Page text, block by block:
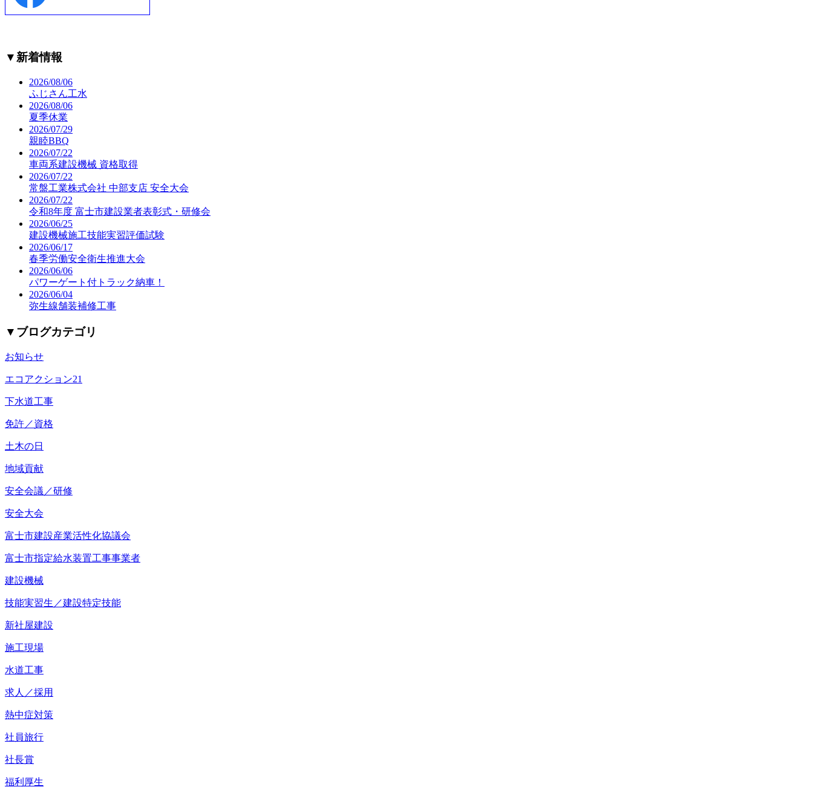
▼ 新着情報
2026/08/06
ふじさん工水
2026/08/06
夏季休業
2026/07/29
親睦BBQ
2026/07/22
車両系建設機械 資格取得
2026/07/22
常盤工業株式会社 中部支店 安全大会
2026/07/22
令和8年度 富士市建設業者表彰式・研修会
2026/06/25
建設機械施工技能実習評価試験
2026/06/17
春季労働安全衛生推進大会
2026/06/06
パワーゲート付トラック納車！
2026/06/04
弥生線舗装補修工事
▼ ブログカテゴリ
お知らせ
エコアクション21
下水道工事
免許／資格
土木の日
地域貢献
安全会議／研修
安全大会
富士市建設産業活性化協議会
富士市指定給水装置工事事業者
建設機械
技能実習生／建設特定技能
新社屋建設
施工現場
水道工事
求人／採用
熱中症対策
社員旅行
社長賞
福利厚生